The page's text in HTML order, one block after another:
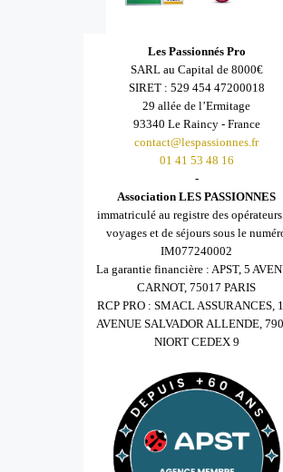
Les Passionnés Pro
SARL au Capital de 8000€
SIRET : 529 454 47200018
29 allée de l’Ermitage
93340 Le Raincy - France
contact@lespassionnes.fr
01 41 53 48 16
-
Association LES PASSIONNES
immatriculé au registre des
voyages et de séjours sous le
IM077240002
La garantie financière : APST, 5
CARNOT, 75017 PARIS
RCP PRO : SMACL ASSURANCES,
AVENUE SALVADOR ALLENDE,
NIORT CEDEX 9